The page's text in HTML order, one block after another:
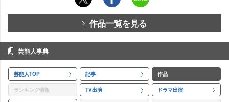
作品一覧を見る
芸能人事典
芸能人TOP 記事 作品
ランキング情報 TV出演 ドラマ出演